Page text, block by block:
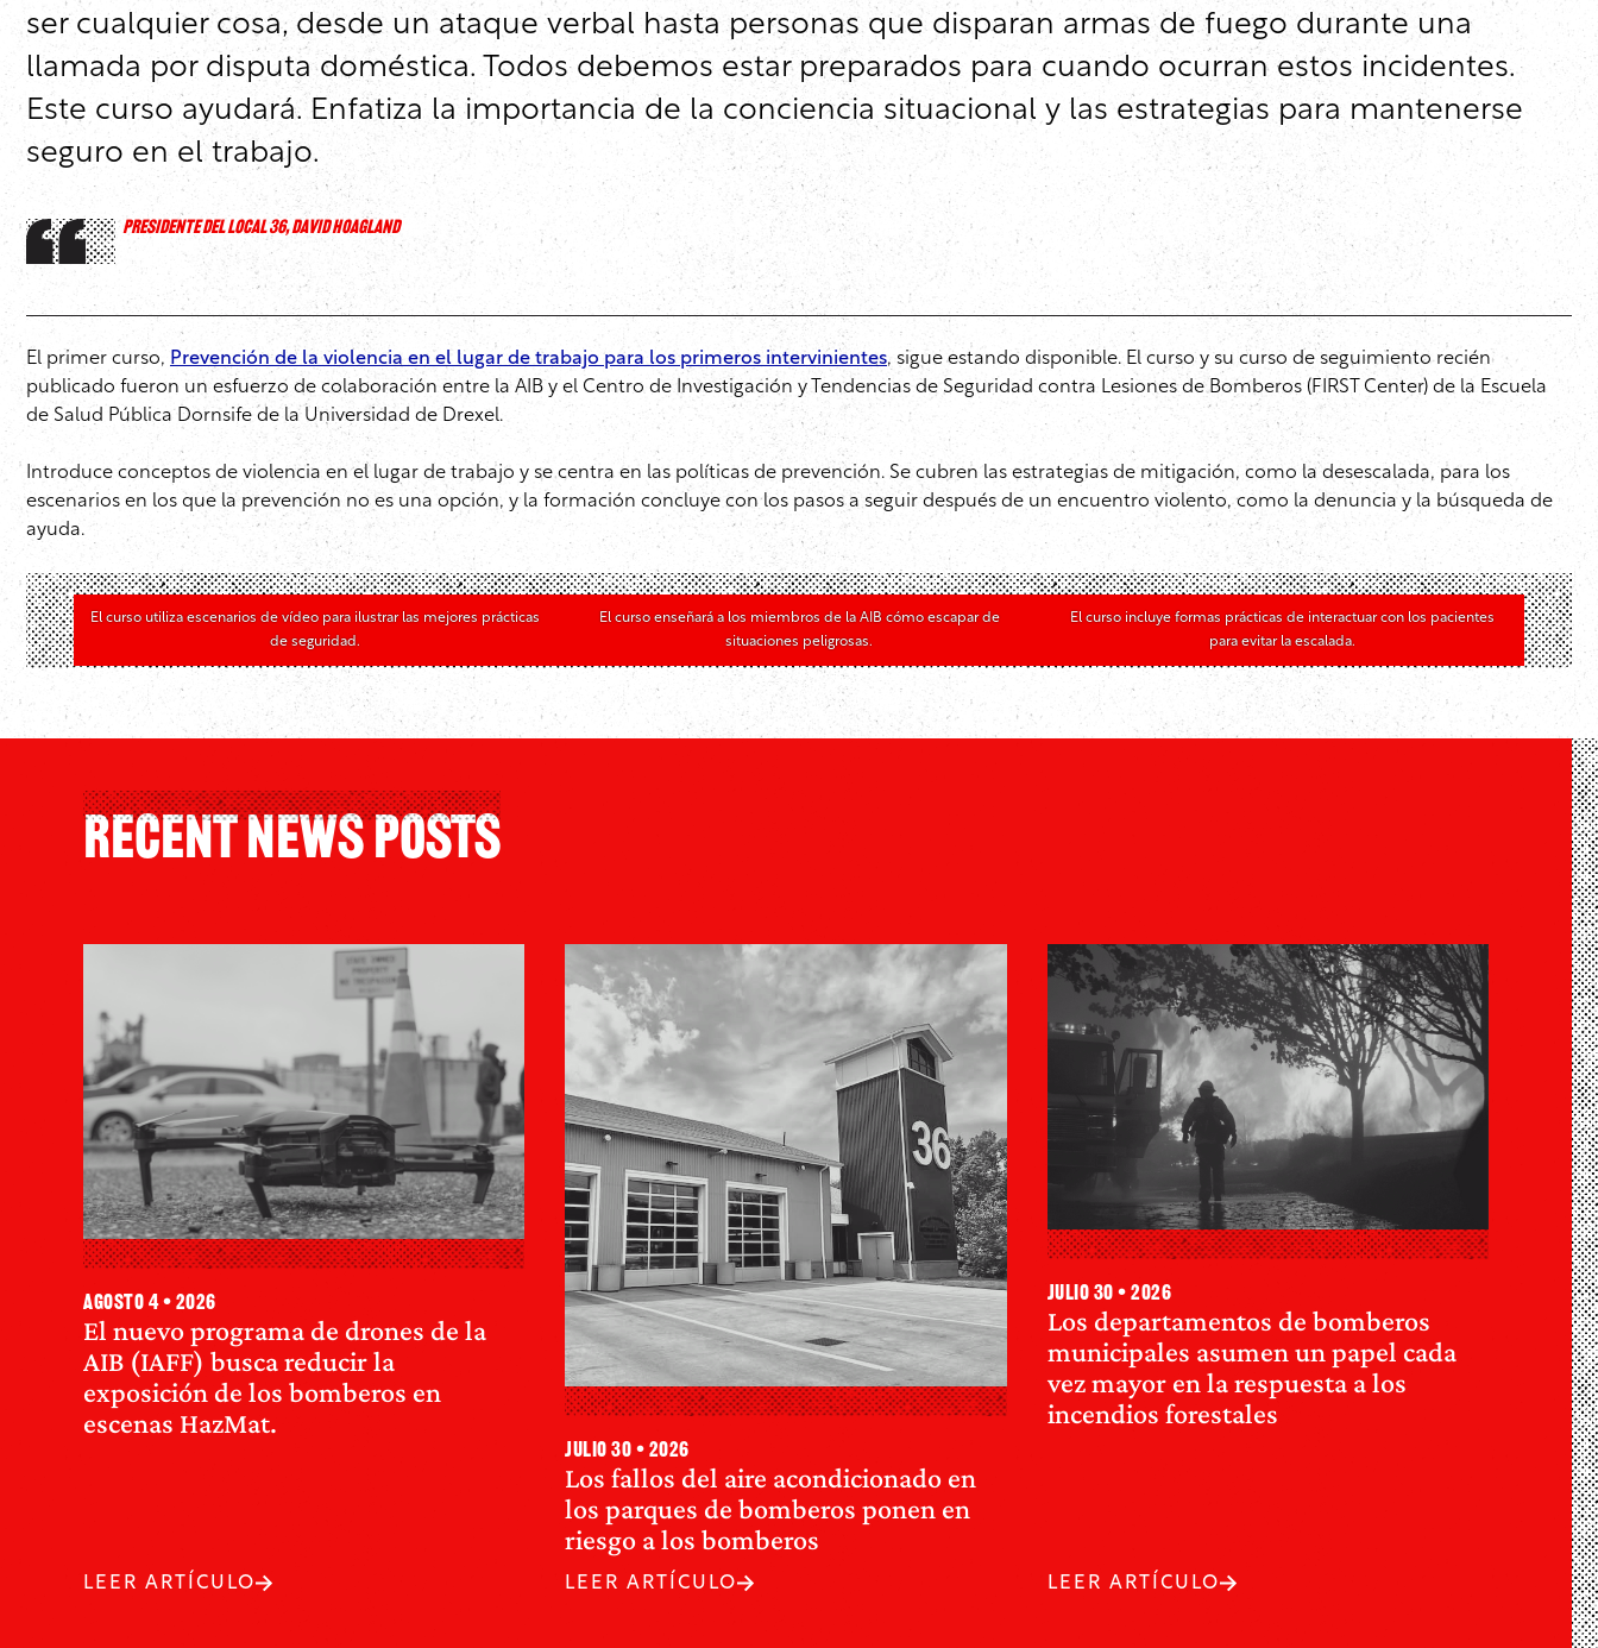
ser cualquier cosa, desde un ataque verbal hasta personas que disparan armas de fuego durante una
llamada por disputa doméstica. Todos debemos estar preparados para cuando ocurran estos incidentes.
Este curso ayudará. Enfatiza la importancia de la conciencia situacional y las estrategias para mantenerse
seguro en el trabajo.
PRESIDENTE DEL LOCAL 36, DAVID HOAGLAND
El primer curso, Prevención de la violencia en el lugar de trabajo para los primeros intervinientes, sigue estando disponible. El curso y su curso de seguimiento recién
publicado fueron un esfuerzo de colaboración entre la AIB y el Centro de Investigación y Tendencias de Seguridad contra Lesiones de Bomberos (FIRST Center) de la Escuela
de Salud Pública Dornsife de la Universidad de Drexel.
Introduce conceptos de violencia en el lugar de trabajo y se centra en las políticas de prevención. Se cubren las estrategias de mitigación, como la desescalada, para los
escenarios en los que la prevención no es una opción, y la formación concluye con los pasos a seguir después de un encuentro violento, como la denuncia y la búsqueda de
ayuda.
El curso utiliza escenarios de vídeo para ilustrar las mejores prácticas
de seguridad.
El curso enseñará a los miembros de la AIB cómo escapar de
situaciones peligrosas.
El curso incluye formas prácticas de interactuar con los pacientes
para evitar la escalada.
Recent News Posts
El nuevo programa de drones de la
AIB (IAFF) busca reducir la
exposición de los bomberos en
escenas HazMat.
agosto 4 • 2026
LEER ARTÍCULO
Los fallos del aire acondicionado en
los parques de bomberos ponen en
riesgo a los bomberos
julio 30 • 2026
LEER ARTÍCULO
Los departamentos de bomberos
municipales asumen un papel cada
vez mayor en la respuesta a los
incendios forestales
julio 30 • 2026
LEER ARTÍCULO